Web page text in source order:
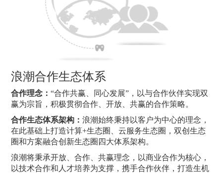
浪潮合作生态体系
合作理念：“合作共赢、同心发展”，以与合作伙伴实现双
赢为宗旨，积极贯彻合作、开放、共赢的合作策略。
合作生态体系架构：浪潮始终秉持以客户为中心的理念，
在此基础上打造计算+生态圈、云服务生态圈，双创生态
圈和方案融合创新生态圈四大体系架构。
浪潮将秉承开放、合作、共赢理念，以商业合作为核心，
以技术合作和人才培养为支撑，携手合作伙伴，打造生机